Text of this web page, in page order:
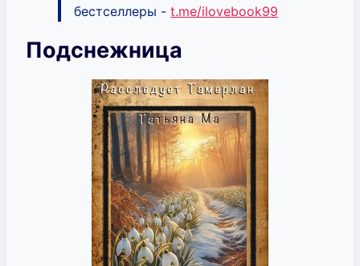
бестселлеры - t.me/ilovebook99
Подснежница